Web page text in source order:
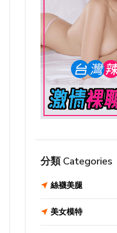
分類 Categories
絲襪美腿
美女模特